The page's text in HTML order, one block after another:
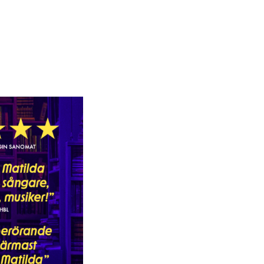
Svenska Teatern Live